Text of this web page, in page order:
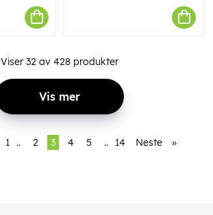
Viser 32 av 428 produkter
Vis mer
1 .. 2 3 4 5 .. 14 Neste »